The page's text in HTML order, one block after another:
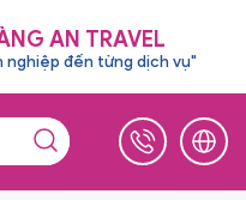
AN TRAVEL
nghiệp đến từng dịch vụ"